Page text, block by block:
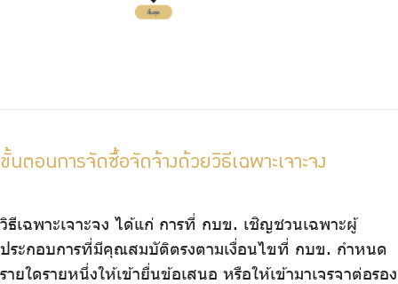
ขั้นตอนการจัดซื้อจัดจ้างด้วยวิธีเฉพาะเจาะจง
วิธีเฉพาะเจาะจง ได้แก่ การที่ กบข. เชิญชวนเฉพาะผู้
ประกอบการที่มีคุณสมบัติตรงตามเงื่อนไขที่ กบข. กำหนด
รายใดรายหนึ่งให้เข้ายื่นข้อเสนอ หรือให้เข้ามาเจรจาต่อรอง